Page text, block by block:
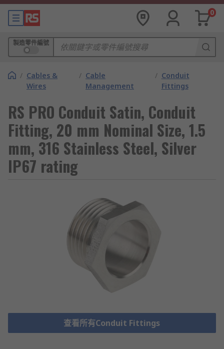
0
製造零件編號
/ Cables &
Wires
/ Cable
Management
/ Conduit
Fittings
RS PRO Conduit Satin, Conduit
Fitting, 20 mm Nominal Size, 1.5
mm, 316 Stainless Steel, Silver
IP67 rating
查看所有Conduit Fittings